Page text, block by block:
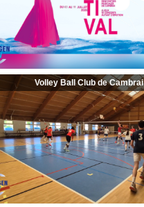
Volley Ball Club de Cambrai